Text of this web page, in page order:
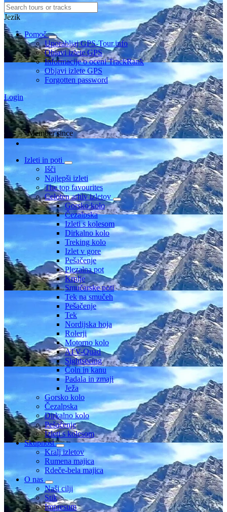
Jezik
Pomoč
Uporabljaj GPS-Tour.info
Objavi izlete GPS
Informacije o oceni TrackRank
Objavi izlete GPS
Forgotten password
Login
Member since
Izleti in poti
Išči
Najlepši izleti
The top favourites
Celoten arhiv izletov
Gorsko kolo
Čezalpska
Izleti s kolesom
Dirkalno kolo
Treking kolo
Izlet v gore
Pešačenje
Plezalna pot
Krplje
Smučarske poti
Tek na smučeh
Pešačenje
Tek
Nordijska hoja
Rolerji
Motorno kolo
ATV-Quad
Sightseeing
Čoln in kanu
Padala in zmaji
Ježa
Gorsko kolo
Čezalpska
Dirkalno kolo
Pešačenje
Izleti s kolesom
Skupnost
Kralj izletov
Rumena majica
Rdeče-bela majica
O nas
Naši cilji
Stik
Impresum